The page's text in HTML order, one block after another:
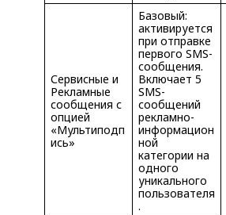
Сервисные и
Рекламные
сообщения с
опцией
«Мультиподп
ись»
Базовый:
активируется
при отправке
первого SMS-
сообщения.
Включает 5
SMS-
сообщений
рекламно-
информацион
ной
категории на
одного
уникального
пользователя
.